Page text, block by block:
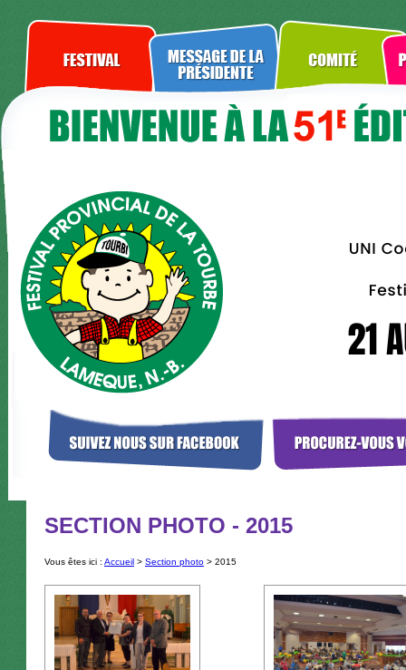
SECTION PHOTO - 2015
Vous êtes ici : Accueil > Section photo > 2015